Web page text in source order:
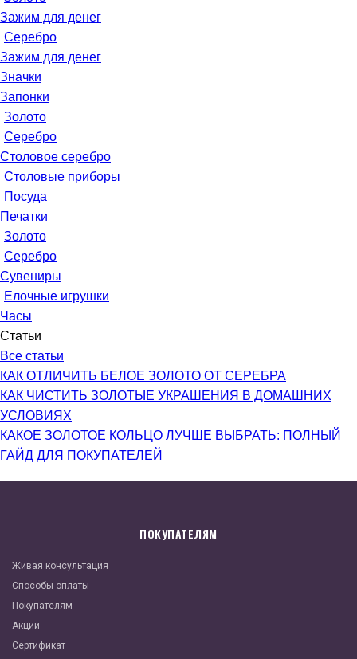
Зажим для денег
Серебро
Зажим для денег
Значки
Запонки
Золото
Серебро
Столовое серебро
Столовые приборы
Посуда
Печатки
Золото
Серебро
Сувениры
Елочные игрушки
Часы
Статьи
Все статьи
КАК ОТЛИЧИТЬ БЕЛОЕ ЗОЛОТО ОТ СЕРЕБРА
КАК ЧИСТИТЬ ЗОЛОТЫЕ УКРАШЕНИЯ В ДОМАШНИХ
УСЛОВИЯХ
КАКОЕ ЗОЛОТОЕ КОЛЬЦО ЛУЧШЕ ВЫБРАТЬ: ПОЛНЫЙ
ГАЙД ДЛЯ ПОКУПАТЕЛЕЙ
ПОКУПАТЕЛЯМ
Живая консультация
Способы оплаты
Покупателям
Акции
Сертификат